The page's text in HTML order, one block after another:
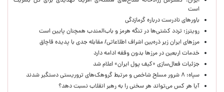
است
باورهای نادرست درباره گرمازدگی
رویترز: تردد کشتی‌ها در تنگه هرمز و باب‌المندب همچنان پایین است
مرزهای ایران زیر ذره‌بین اشراف اطلاعاتی/ مقابله جدی با پدیده قاچاق
خدمات اربعین در مرزها بدون وقفه ادامه دارد
جزئیات فعال‌سازی «کیف پول ایران» اعلام شد
سپاه: ۸ شرور مسلح شاخص و مرتبط گروهک‌های تروریستی دستگیر شدند
آیا هر کس می‌تواند هر سخنی را به رهبر انقلاب نسبت دهد؟